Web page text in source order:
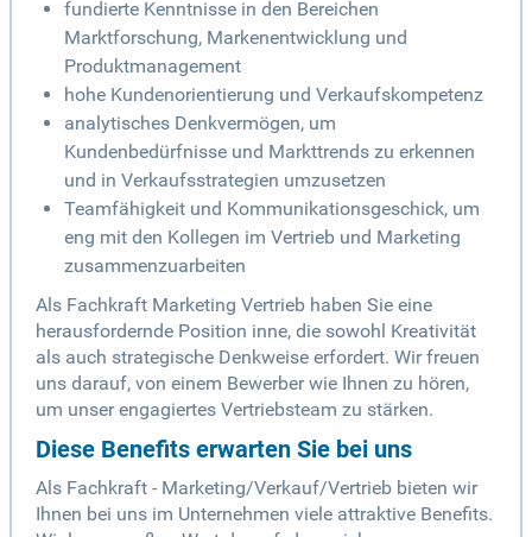
fundierte Kenntnisse in den Bereichen
Marktforschung, Markenentwicklung und
Produktmanagement
hohe Kundenorientierung und Verkaufskompetenz
analytisches Denkvermögen, um
Kundenbedürfnisse und Markttrends zu erkennen
und in Verkaufsstrategien umzusetzen
Teamfähigkeit und Kommunikationsgeschick, um
eng mit den Kollegen im Vertrieb und Marketing
zusammenzuarbeiten
Als Fachkraft Marketing Vertrieb haben Sie eine
herausfordernde Position inne, die sowohl Kreativität
als auch strategische Denkweise erfordert. Wir freuen
uns darauf, von einem Bewerber wie Ihnen zu hören,
um unser engagiertes Vertriebsteam zu stärken.
Diese Benefits erwarten Sie bei uns
Als Fachkraft - Marketing/Verkauf/Vertrieb bieten wir
Ihnen bei uns im Unternehmen viele attraktive Benefits.